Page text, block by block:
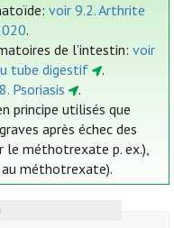
voir 9.2. Arthrite
.
de l’intestin:voir
tube digestif
.
Psoriasis
.
principe utilisés que
après échec des
le méthotrexate p. ex.),
méthotrexate).